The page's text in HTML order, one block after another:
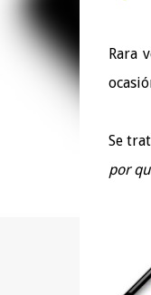
Rara
Se
por